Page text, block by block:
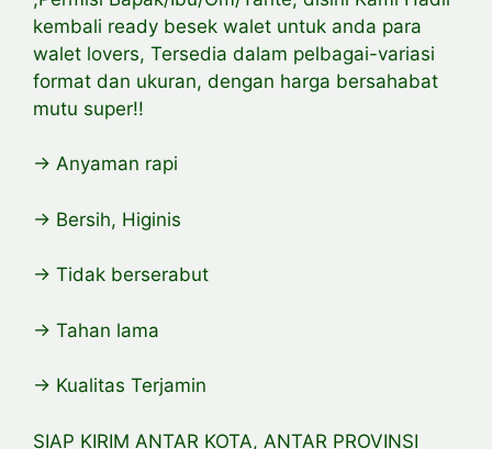
kembali ready besek walet untuk anda para
walet lovers, Tersedia dalam pelbagai-variasi
format dan ukuran, dengan harga bersahabat
mutu super!!
-> Anyaman rapi
-> Bersih, Higinis
-> Tidak berserabut
-> Tahan lama
-> Kualitas Terjamin
SIAP KIRIM ANTAR KOTA, ANTAR PROVINSI